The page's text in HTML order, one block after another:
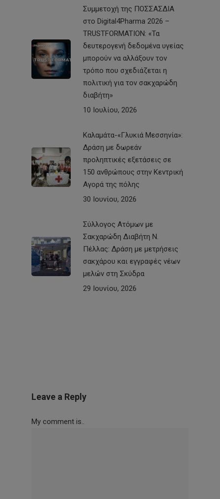
Συμμετοχή της ΠΟΣΣΑΣΔΙΑ
στο Digital4Pharma 2026 –
TRUSTFORMATION: «Τα
δευτερογενή δεδομένα υγείας
μπορούν να αλλάξουν τον
τρόπο που σχεδιάζεται η
πολιτική για τον σακχαρώδη
διαβήτη»
10 Ιουλίου, 2026
Καλαμάτα-«Γλυκιά Μεσσηνία»:
Δράση με δωρεάν
προληπτικές εξετάσεις σε
150 ανθρώπους στην Κεντρική
Αγορά της πόλης
30 Ιουνίου, 2026
Σύλλογος Ατόμων με
Σακχαρώδη Διαβήτη Ν.
Πέλλας: Δράση με μετρήσεις
σακχάρου και εγγραφές νέων
μελών στη Σκύδρα
29 Ιουνίου, 2026
Leave a Reply
My comment is..